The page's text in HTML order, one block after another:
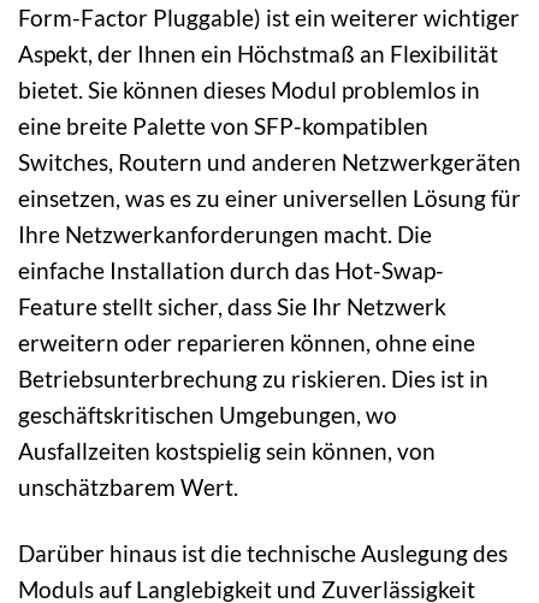
Form-Factor Pluggable) ist ein weiterer wichtiger
Aspekt, der Ihnen ein Höchstmaß an Flexibilität
bietet. Sie können dieses Modul problemlos in
eine breite Palette von SFP-kompatiblen
Switches, Routern und anderen Netzwerkgeräten
einsetzen, was es zu einer universellen Lösung für
Ihre Netzwerkanforderungen macht. Die
einfache Installation durch das Hot-Swap-
Feature stellt sicher, dass Sie Ihr Netzwerk
erweitern oder reparieren können, ohne eine
Betriebsunterbrechung zu riskieren. Dies ist in
geschäftskritischen Umgebungen, wo
Ausfallzeiten kostspielig sein können, von
unschätzbarem Wert.
Darüber hinaus ist die technische Auslegung des
Moduls auf Langlebigkeit und Zuverlässigkeit